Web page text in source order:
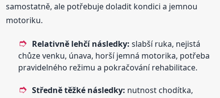
samostatně, ale potřebuje doladit kondici a jemnou
motoriku.
Relativně lehčí následky: slabší ruka, nejistá
chůze venku, únava, horší jemná motorika, potřeba
pravidelného režimu a pokračování rehabilitace.
Středně těžké následky: nutnost chodítka,